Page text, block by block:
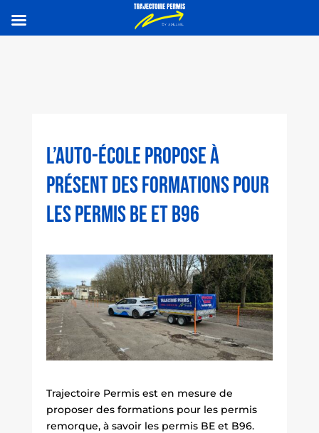
L’AUTO-ÉCOLE PROPOSE À
PRÉSENT DES FORMATIONS POUR
LES PERMIS BE ET B96
Trajectoire Permis est en mesure de
proposer des formations pour les permis
remorque, à savoir les permis BE et B96.